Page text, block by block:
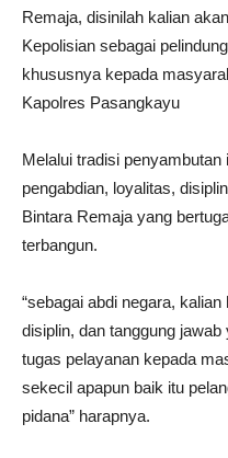
Remaja, disinilah kalian
Kepolisian sebagai
khususnya kepada
Kapolres Pasangkayu
Melalui tradisi penyambutan
pengabdian, loyalitas,
Bintara Remaja yang
terbangun.
“sebagai abdi negara,
disiplin, dan tanggung
tugas pelayanan kepada
sekecil apapun baik itu
pidana” harapnya.